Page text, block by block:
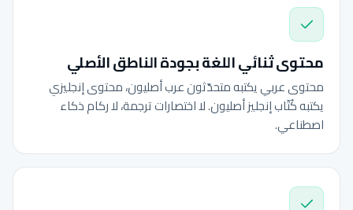
محتوى ثنائي اللغة بجودة الناطق الأصلي
محتوى عربي يكتبه متحدّثون عرب أصليون، محتوى إنجليزي
يكتبه كُتّاب إنجليز أصليون. لا اختصارات ترجمة، لا ركام ذكاء
اصطناعي.